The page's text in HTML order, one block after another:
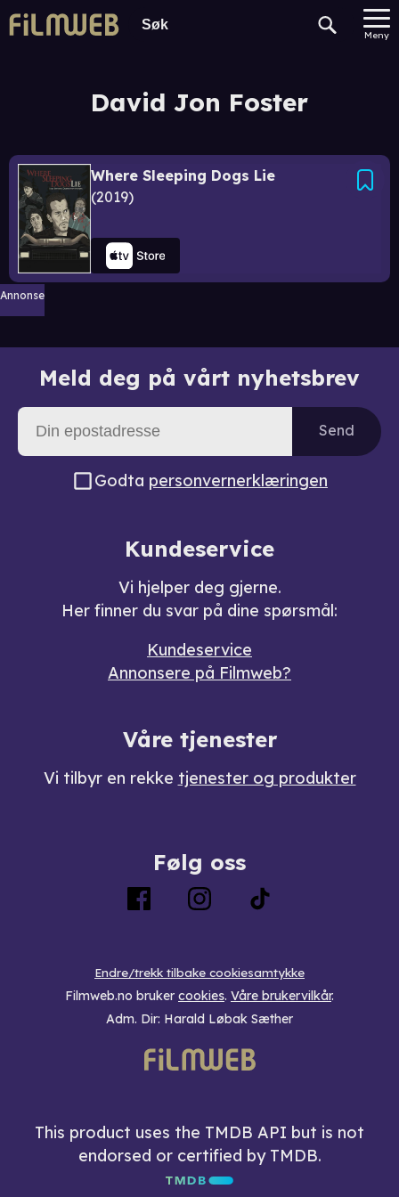
Meny
David Jon Foster
Where Sleeping Dogs Lie
2019
Annonse
Meld deg på vårt nyhetsbrev
Send
Godta personvernerklæringen
Kundeservice
Vi hjelper deg gjerne.
Her finner du svar på dine spørsmål:
Kundeservice
Annonsere på Filmweb?
Våre tjenester
Vi tilbyr en rekke tjenester og produkter
Følg oss
Endre/trekk tilbake cookiesamtykke
Filmweb.no bruker cookies. Våre brukervilkår.
Adm. Dir: Harald Løbak Sæther
This product uses the TMDB API but is not
endorsed or certified by TMDB.